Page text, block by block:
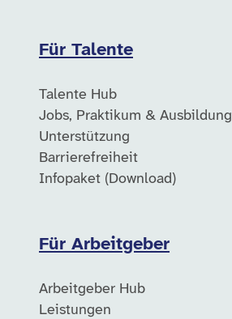
Für Talente
Talente Hub
Jobs, Praktikum & Ausbildung
Unterstützung
Barrierefreiheit
Infopaket (Download)
Für Arbeitgeber
Arbeitgeber Hub
Leistungen